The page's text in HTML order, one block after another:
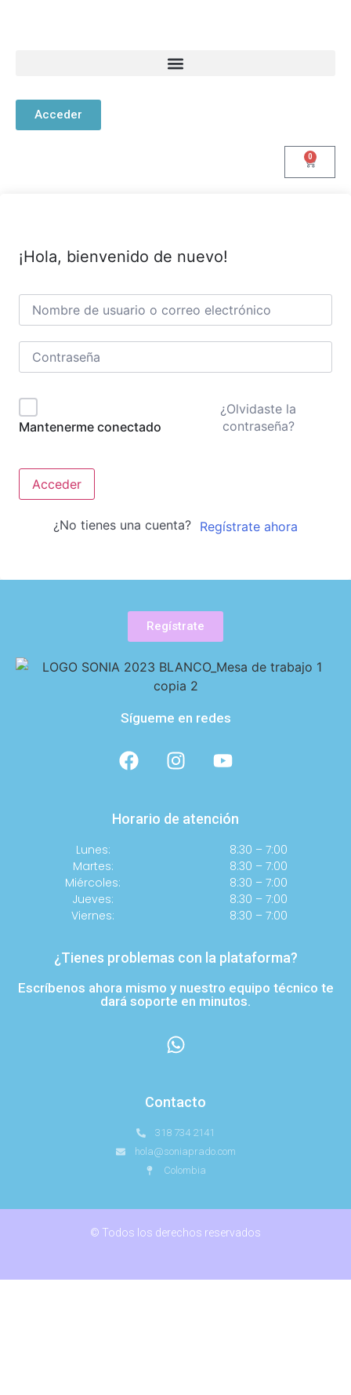
Acceder
0
¡Hola, bienvenido de nuevo!
Mantenerme conectado
¿Olvidaste la
contraseña?
Acceder
¿No tienes una cuenta? Regístrate ahora
Regístrate
Sígueme en redes
Horario de atención
Lunes:
Martes:
Miércoles:
Jueves:
Viernes:
8:30 – 7:00
8:30 – 7:00
8:30 – 7:00
8:30 – 7:00
8:30 – 7:00
¿Tienes problemas con la plataforma?
Escríbenos ahora mismo y nuestro equipo técnico te
dará soporte en minutos.
Contacto
318 734 2141
hola@soniaprado.com
Colombia
© Todos los derechos reservados